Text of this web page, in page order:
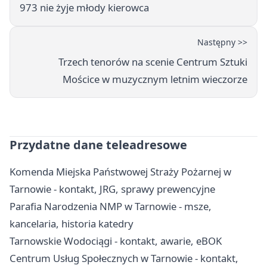
973 nie żyje młody kierowca
Następny >>
Trzech tenorów na scenie Centrum Sztuki
Mościce w muzycznym letnim wieczorze
Przydatne dane teleadresowe
Komenda Miejska Państwowej Straży Pożarnej w
Tarnowie - kontakt, JRG, sprawy prewencyjne
Parafia Narodzenia NMP w Tarnowie - msze,
kancelaria, historia katedry
Tarnowskie Wodociągi - kontakt, awarie, eBOK
Centrum Usług Społecznych w Tarnowie - kontakt,